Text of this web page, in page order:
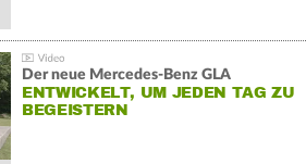
Der neue Mercedes-Benz GLA
ENTWICKELT, UM JEDEN TAG ZU
BEGEISTERN